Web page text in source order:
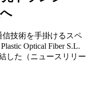
技術を手掛けるスペ
Optical Fiber S.L.
した（ニュースリリー